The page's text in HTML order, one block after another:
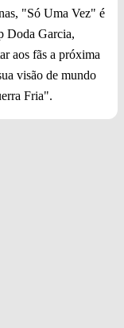
"Só Uma Vez" é
Doda Garcia,
aos fãs a próxima
visão de mundo
Fria".